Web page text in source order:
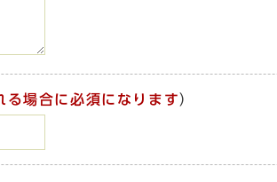
る場合に必須になります）